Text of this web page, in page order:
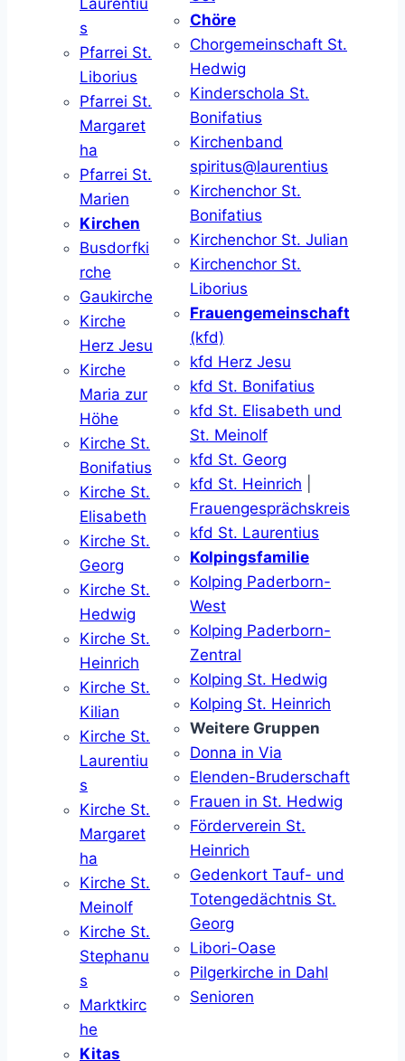
Laurentiu
s
Pfarrei St.
Liborius
Pfarrei St.
Margaret
ha
Pfarrei St.
Marien
Kirchen
Busdorfki
rche
Gaukirche
Kirche
Herz Jesu
Kirche
Maria zur
Höhe
Kirche St.
Bonifatius
Kirche St.
Elisabeth
Kirche St.
Georg
Kirche St.
Hedwig
Kirche St.
Heinrich
Kirche St.
Kilian
Kirche St.
Laurentiu
s
Kirche St.
Margaret
ha
Kirche St.
Meinolf
Kirche St.
Stephanu
s
Marktkirc
he
Kitas
Chöre
Chorgemeinschaft St.
Hedwig
Kinderschola St.
Bonifatius
Kirchenband
spiritus@laurentius
Kirchenchor St.
Bonifatius
Kirchenchor St. Julian
Kirchenchor St.
Liborius
Frauengemeinschaft
(kfd)
kfd Herz Jesu
kfd St. Bonifatius
kfd St. Elisabeth und
St. Meinolf
kfd St. Georg
kfd St. Heinrich
Frauengesprächskreis
kfd St. Laurentius
Kolpingsfamilie
Kolping Paderborn-
West
Kolping Paderborn-
Zentral
Kolping St. Hedwig
Kolping St. Heinrich
Weitere Gruppen
Donna in Via
Elenden-Bruderschaft
Frauen in St. Hedwig
Förderverein St.
Heinrich
Gedenkort Tauf- und
Totengedächtnis St.
Georg
Libori-Oase
Pilgerkirche in Dahl
Senioren